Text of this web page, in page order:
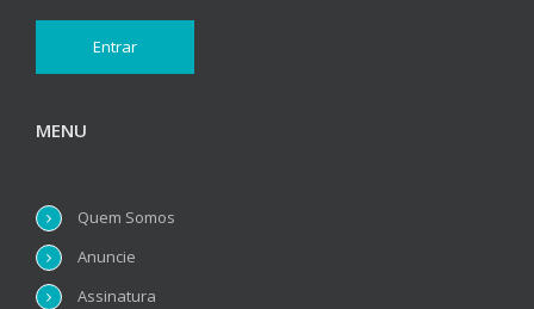
MENU
Quem Somos
Anuncie
Assinatura